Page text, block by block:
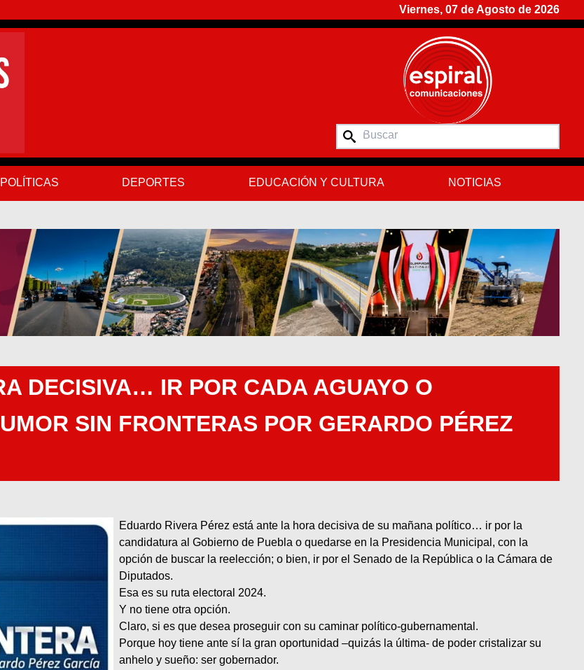
Viernes, 07 de Agosto de 2026
DEPORTES EDUCACIÓN Y CULTURA NOTICIAS
DECISIVA… IR POR CADA AGUAYO O
SIN FRONTERAS POR GERARDO PÉREZ
Eduardo Rivera Pérez está ante la hora decisiva de su mañana político… ir por la
candidatura al Gobierno de Puebla o quedarse en la Presidencia Municipal, con la
opción de buscar la reelección; o bien, ir por el Senado de la República o la Cámara de
Diputados.
Esa es su ruta electoral 2024.
Y no tiene otra opción.
Claro, si es que desea proseguir con su caminar político-gubernamental.
Porque hoy tiene ante sí la gran oportunidad –quizás la última- de poder cristalizar su
anhelo y sueño: ser gobernador.